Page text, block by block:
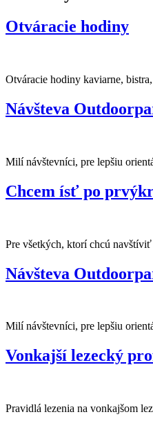
Otváracie hodiny
Otváracie hodiny kaviarne,
Návšteva
Milí návštevníci, pre lepšiu
Chcem ísť po
Pre všetkých, ktorí chcú
Návšteva
Milí návštevníci, pre lepšiu
Vonkajší lezecký
Pravidlá lezenia na vonkajšom